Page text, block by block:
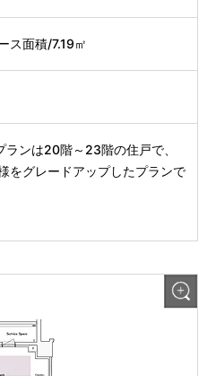
ス面積/7.19㎡
ランは20階～23階の住戸で、
をグレードアップしたプランで